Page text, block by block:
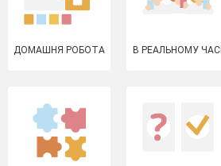
ДОМАШНЯ РОБОТА В РЕАЛЬНОМУ ЧАСІ